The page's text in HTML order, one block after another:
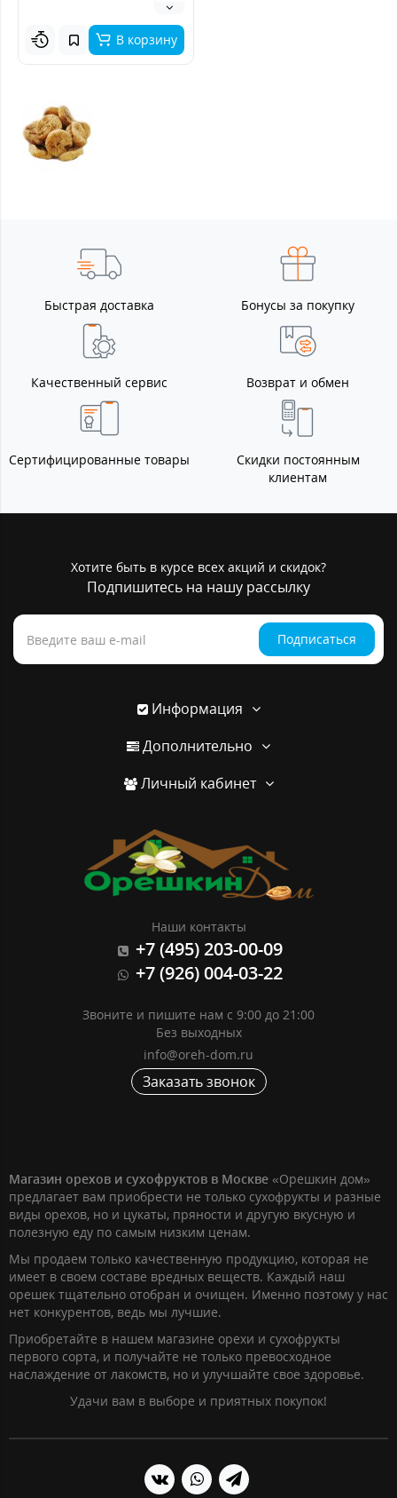
В корзину
Быстрая доставка Бонусы за покупку
Качественный сервис Возврат и обмен
Сертифицированные товары
Скидки постоянным
клиентам
Хотите быть в курсе всех акций и скидок?
Подпишитесь на нашу рассылку
Подписаться
Информация
Дополнительно
Личный кабинет
Наши контакты
+7 (495) 203-00-09
+7 (926) 004-03-22
Звоните и пишите нам с 9:00 до 21:00
Без выходных
info@oreh-dom.ru
Заказать звонок
Магазин орехов и сухофруктов в Москве «Орешкин дом»
предлагает вам приобрести не только сухофрукты и разные
виды орехов, но и цукаты, пряности и другую вкусную и
полезную еду по самым низким ценам.
Мы продаем только качественную продукцию, которая не
имеет в своем составе вредных веществ. Каждый наш
орешек тщательно отобран и очищен. Именно поэтому у нас
нет конкурентов, ведь мы лучшие.
Приобретайте в нашем магазине орехи и сухофрукты
первого сорта, и получайте не только превосходное
наслаждение от лакомств, но и улучшайте свое здоровье.
Удачи вам в выборе и приятных покупок!